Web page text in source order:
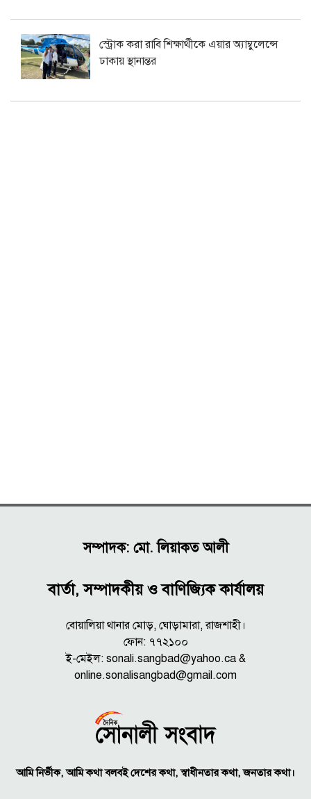
স্ট্রোক করা রাবি শিক্ষার্থীকে এয়ার অ্যাম্বুলেন্সে
ঢাকায় স্থানান্তর
সম্পাদক: মো. লিয়াকত আলী
বার্তা, সম্পাদকীয় ও বাণিজ্যিক কার্যালয়
বোয়ালিয়া থানার মোড়, ঘোড়ামারা, রাজশাহী।
ফোন: ৭৭২১০০
ই-মেইল: sonali.sangbad@yahoo.ca &
online.sonalisangbad@gmail.com
আমি নির্ভীক, আমি কথা বলবই দেশের কথা, স্বাধীনতার কথা, জনতার কথা।